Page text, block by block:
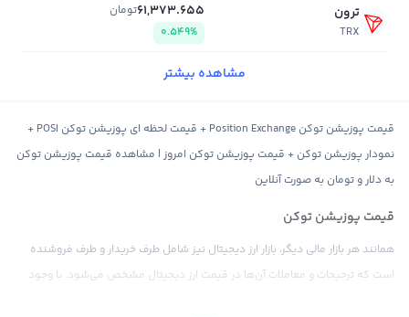
ترون
TRX
61,373.655تومان
0.549%
مشاهده بیشتر
قیمت پوزیشن توکن Position Exchange + قیمت لحظه ای پوزیشن توکن POSI +
نمودار پوزیشن توکن + قیمت پوزیشن توکن امروز | مشاهده قیمت پوزیشن توکن
به دلار و تومان به صورت آنلاین
قیمت پوزیشن توکن
همانند هر بازار مالی دیگر، بازار ارز دیجیتال نیز شامل طرف خریدار و طرف فروشنده
است که ترجیحات و معاملات آن‌ها در قیمت ارز دیجیتال مشخص می‌شود. با وجود